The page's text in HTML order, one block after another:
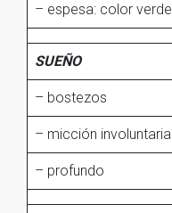
– espesa: color verde
SUEÑO
– bostezos
– micción involuntaria
– profundo